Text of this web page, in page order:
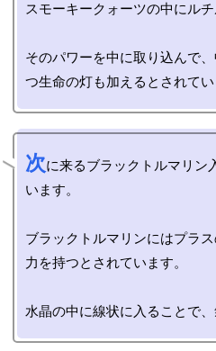
スモーキークォーツの中にル
そのパワーを中に取り込んで
次に来るブラックトルマリン
います。
ブラックトルマリンにはプラ
力を持つとされています。